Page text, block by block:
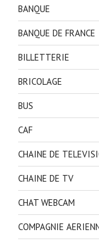
BANQUE
BANQUE DE FRANCE
BILLETTERIE
BRICOLAGE
BUS
CAF
CHAINE DE
CHAINE DE TV
CHAT WEBCAM
COMPAGNIE